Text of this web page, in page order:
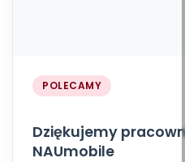
POLECAMY
Dziękujemy
NAUmobile